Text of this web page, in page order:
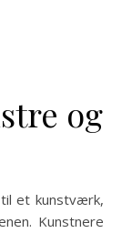
og
et kunstværk,
Kunstnere